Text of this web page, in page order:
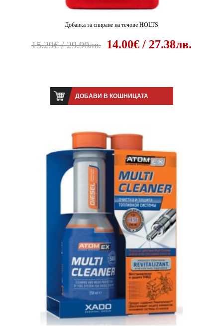
Добавка за спиране на течове HOLTS
15.29€ / 29.90лв. 14.00€ / 27.38лв.
ДОБАВИ В КОШНИЦАТА